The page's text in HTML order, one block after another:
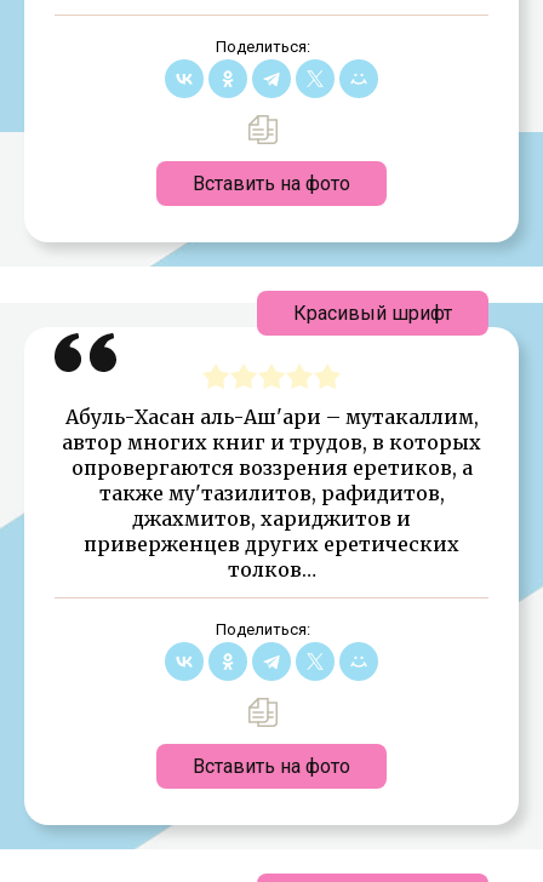
Поделиться:
Вставить на фото
Абуль-Хасан аль-Аш'ари – мутакаллим,
автор многих книг и трудов, в которых
опровергаются воззрения еретиков, а
также му'тазилитов, рафидитов,
джахмитов, хариджитов и
приверженцев других еретических
толков…
Поделиться:
Вставить на фото
Красивый шрифт